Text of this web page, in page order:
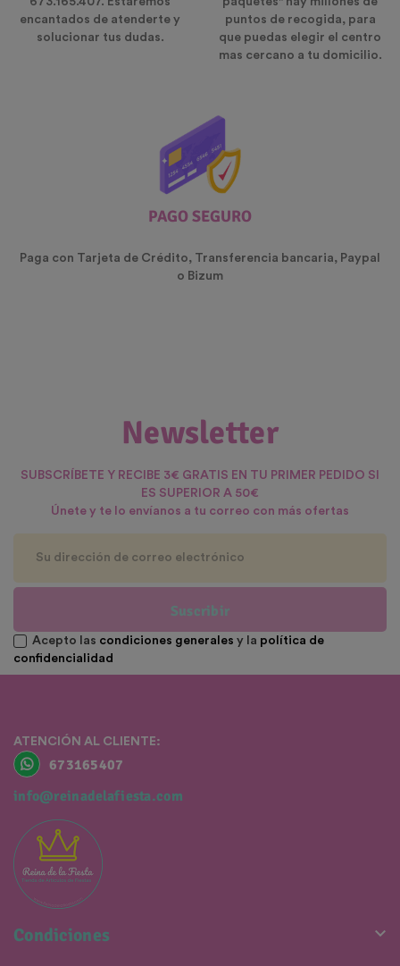
encantados de atenderte y
solucionar tus dudas.
puntos de recogida, para
que puedas elegir el centro
mas cercano a tu domicilio.
PAGO SEGURO
Paga con Tarjeta de Crédito, Transferencia bancaria, Paypal
o Bizum
Newsletter
SUBSCRÍBETE Y RECIBE 3€ GRATIS EN TU PRIMER PEDIDO SI
ES SUPERIOR A 50€
Únete y te lo envíanos a tu correo con más ofertas
Suscribir
Acepto las condiciones generales y la política de
confidencialidad
ATENCIÓN AL CLIENTE:
673165407
info@reinadelafiesta.com
Condiciones 